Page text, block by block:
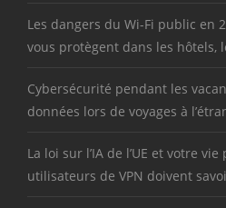
Les dangers du Wi-Fi public en
vous protègent dans les hôtels,
Cybersécurité pendant les
données lors de voyages à
La loi sur l’IA de l’UE et votre
utilisateurs de VPN doivent